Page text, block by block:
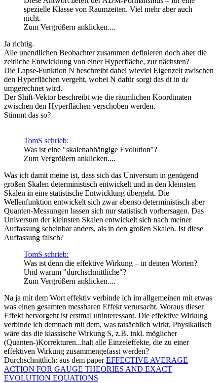
spezielle Klasse von Raumzeiten. Viel mehr aber auch
nicht.
Zum Vergrößern anklicken....
Ja richtig.
Alle unendlichen Beobachter zusammen definieren doch aber die
zeitliche Entwicklung von einer Hyperfläche, zur nächsten?
Die Lapse-Funktion N beschreibt dabei wieviel Eigenzeit zwischen
den Hyperflächen vergeht, wobei N dafür sorgt das dt in d𝜏
umgerechnet wird.
Der Shift-Vektor beschreibt wie die räumlichen Koordinaten
zwischen den Hyperflächen verschoben werden.
Stimmt das so?
TomS schrieb:
Was ist eine "skalenabhängige Evolution"?
Zum Vergrößern anklicken....
Was ich damit meine ist, dass sich das Universum in genügend
großen Skalen deterministisch entwickelt und in den kleinsten
Skalen in eine statistische Entwicklung übergeht. Die
Wellenfunktion entwickelt sich zwar ebenso deterministisch aber
Quanten-Messungen lassen sich nur statistisch vorhersagen. Das
Universum der kleinsten Skalen entwickelt sich nach meiner
Auffassung scheinbar anders, als in den großen Skalen. Ist diese
Auffassung falsch?
TomS schrieb:
Was ist denn die effektive Wirkung – in deinen Worten?
Und warum "durchschnittliche"?
Zum Vergrößern anklicken....
Na ja mit dem Wort effektiv verbinde ich im allgemeinen mit etwas
was einen gesamten messbaren Effekt verursacht. Woraus dieser
Effekt hervorgeht ist erstmal uninteressant. Die effektive Wirkung
verbinde ich demnach mit dem, was tatsächlich wirkt. Physikalisch
wäre das die klassische Wirkung S, z.B. inkl. möglicher
(Quanten-)Korrekturen...halt alle Einzeleffekte, die zu einer
effektiven Wirkung zusammengefasst werden?
Durchschnittlich: aus dem paperEFFECTIVE AVERAGE
ACTION FOR GAUGE THEORIES AND EXACT
EVOLUTION EQUATIONS